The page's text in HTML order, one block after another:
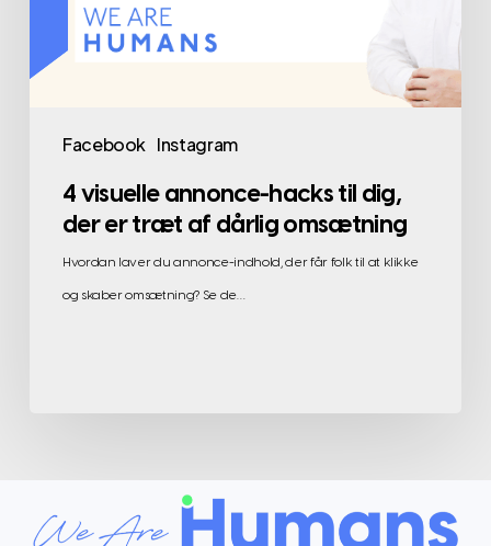
Facebook Instagram
4 visuelle annonce-hacks til dig,
der er træt af dårlig omsætning
Hvordan laver du annonce-indhold, der får folk til at klikke
og skaber omsætning? Se de…